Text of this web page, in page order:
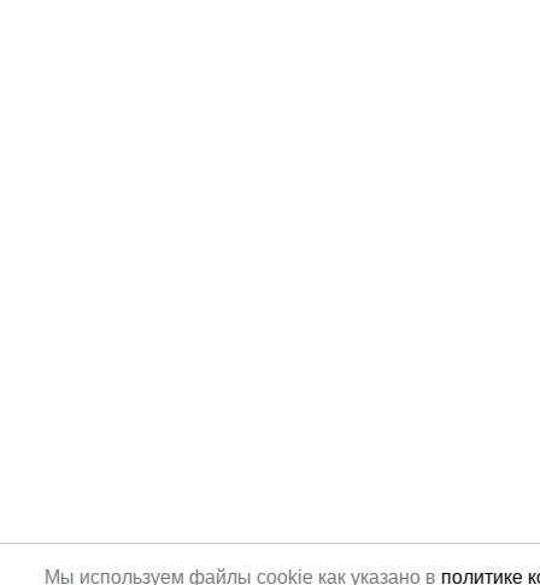
Мы используем файлы cookie как указано в политике